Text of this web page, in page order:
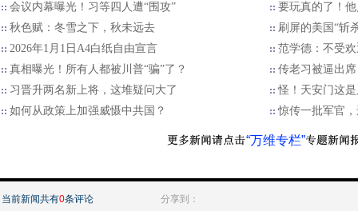
会议内幕曝光！习等四人遭“围攻”
要玩真的了！
秋色赋：冬雪之下，秋未远去
刷屏的美国“斩
2026年1月1日A4白纸自由宣言
范学德：不受
真相曝光！所有人都被川普“骗”了？
传老习被逼出
习晋升两名新上将，这堆疑问大了
怪！天安门这
如何从政策上加强威慑中共国？
惊传一批军官
“万维专栏”
当前新闻共有0条评论 分享到：